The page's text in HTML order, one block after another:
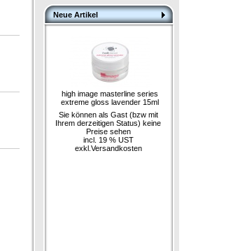
Neue Artikel
high image masterline series
extreme gloss lavender 15ml
Sie können als Gast (bzw mit
Ihrem derzeitigen Status) keine
Preise sehen
incl. 19 % UST
exkl. Versandkosten